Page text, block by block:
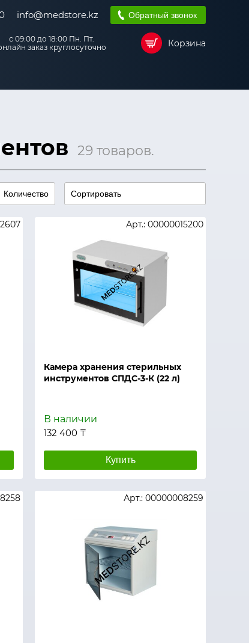
info@medstore.kz Обратный звонок
с 09:00 до 18:00 Пн. Пт.
заказ круглосуточно
Корзина
29 товаров.
Камера хранения стерильных
инструментов СПДС-3-К (22 л)
Арт.: 00000015200
В наличии
132 400 ₸
Купить
Арт.: 00000008259